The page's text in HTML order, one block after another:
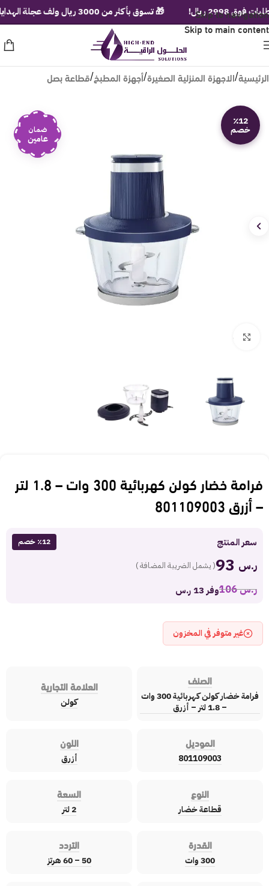
Skip to navigation
Skip to main content
الرئيسية/الاجهزة المنزلية الصغيرة/أجهزة المطبخ/قطاعة بصل
٪12
خصم ضمان
عامين
فرامة خضار كولن كهربائية 300 وات – 1.8 لتر
– أزرق 801109003
سعر المنتج ٪12 خصم
ر.س ( يشمل الضريبة المضافة )
ر.س106 وفر 13 ر.س
غير متوفر في المخزون
الصنف
فرامة خضار كولن كهربائية 300 وات
– 1.8 لتر – أزرق
العلامة التجارية
كولن
الموديل
801109003
اللون
أزرق
النوع
قطاعة خضار
السعة
2 لتر
القدرة
300 وات
التردد
50 – 60 هرتز
🎁 تسوق بأكثر من 3000 ريال ولف عجلة الهدايا الفورية! ريال!